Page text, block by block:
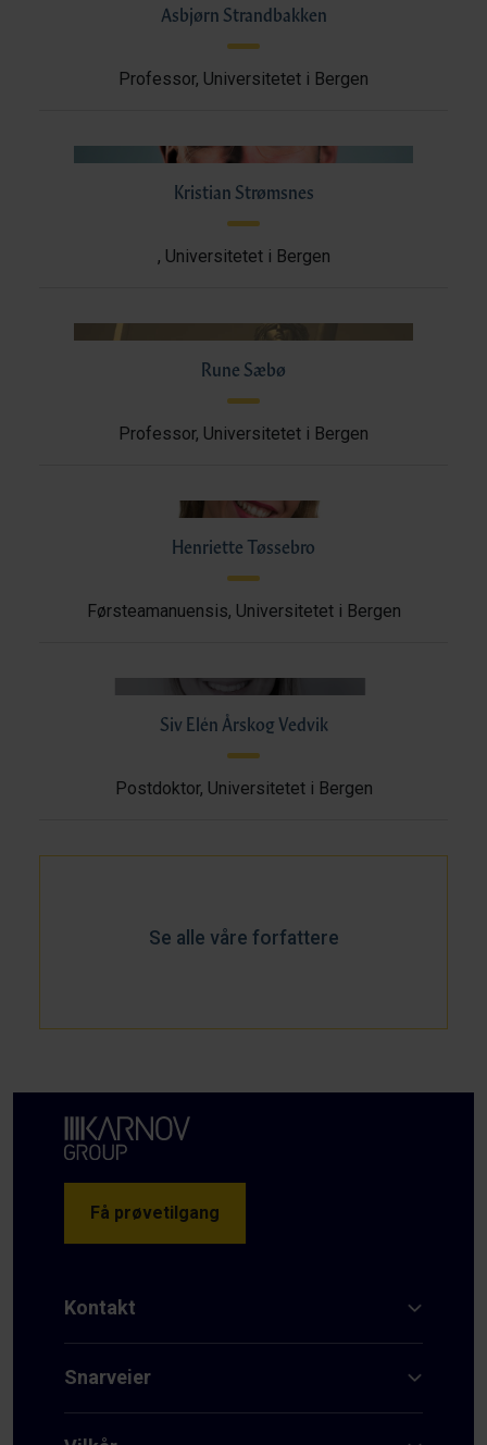
Asbjørn Strandbakken
Professor, Universitetet i Bergen
Kristian Strømsnes
, Universitetet i Bergen
Rune Sæbø
Professor, Universitetet i Bergen
Henriette Tøssebro
Førsteamanuensis, Universitetet i Bergen
Siv Elén Årskog Vedvik
Postdoktor, Universitetet i Bergen
Se alle våre forfattere
Få prøvetilgang
Kontakt
Snarveier